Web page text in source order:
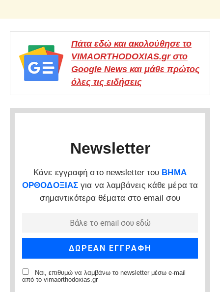
Πάτα εδώ και ακολούθησε το
VIMAORTHODOXIAS.gr στο
Google News και μάθε πρώτος
όλες τις ειδήσεις
Newsletter
Κάνε εγγραφή στο newsletter του ΒΗΜΑ
ΟΡΘΟΔΟΞΙΑΣ για να λαμβάνεις κάθε μέρα τα
σημαντικότερα θέματα στο email σου
Ναι, επιθυμώ να λαμβάνω το newsletter μέσω e-mail
από το vimaorthodoxias.gr